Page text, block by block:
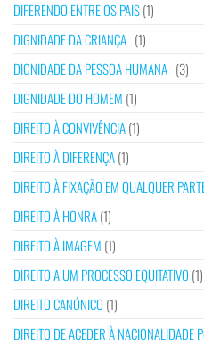
DIFERENDO ENTRE OS PAIS(1)
DIGNIDADE DA CRIANÇA (1)
DIGNIDADE DA PESSOA HUMANA (3)
DIGNIDADE DO HOMEM (1)
DIREITO À CONVIVÊNCIA(1)
DIREITO À DIFERENÇA(1)
DIREITO À FIXAÇÃO EM QUALQUER
DIREITO À HONRA(1)
DIREITO À IMAGEM (1)
DIREITO A UM PROCESSO EQUITATIVO (1)
DIREITO CANÓNICO (1)
DIREITO DE ACEDER À NACIONALIDADE